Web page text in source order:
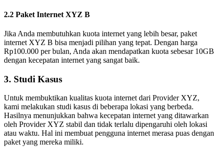
2.2 Paket Internet XYZ B
Jika Anda membutuhkan kuota internet yang lebih besar, paket
internet XYZ B bisa menjadi pilihan yang tepat. Dengan harga
Rp100.000 per bulan, Anda akan mendapatkan kuota sebesar 10GB
dengan kecepatan internet yang sangat baik.
3. Studi Kasus
Untuk membuktikan kualitas kuota internet dari Provider XYZ,
kami melakukan studi kasus di beberapa lokasi yang berbeda.
Hasilnya menunjukkan bahwa kecepatan internet yang ditawarkan
oleh Provider XYZ stabil dan tidak terlalu dipengaruhi oleh lokasi
atau waktu. Hal ini membuat pengguna internet merasa puas dengan
paket yang mereka miliki.